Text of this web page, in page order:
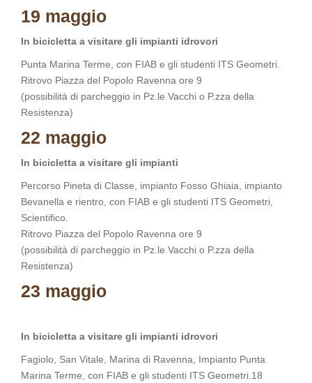
19 maggio
In bicicletta a visitare gli impianti idrovori
Punta Marina Terme, con FIAB e gli studenti ITS Geometri.
Ritrovo Piazza del Popolo Ravenna ore 9
(possibilità di parcheggio in Pz.le Vacchi o P.zza della
Resistenza)
22 maggio
In bicicletta a visitare gli impianti
Percorso Pineta di Classe, impianto Fosso Ghiaia, impianto
Bevanella e rientro, con FIAB e gli studenti ITS Geometri,
Scientifico.
Ritrovo Piazza del Popolo Ravenna ore 9
(possibilità di parcheggio in Pz.le Vacchi o P.zza della
Resistenza)
23 maggio
In bicicletta a visitare gli impianti idrovori
Fagiolo, San Vitale, Marina di Ravenna, Impianto Punta
Marina Terme, con FIAB e gli studenti ITS Geometri.18